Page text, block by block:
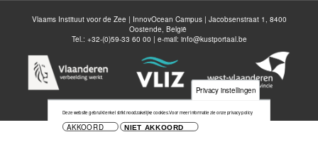
Vlaams Instituut voor de Zee | InnovOcean Campus | Jacobsenstraat 1, 8400
Oostende, België
Tel.: +32-(0)59-33 60 00 | e-mail: info@kustportaal.be
Privacy instellingen
Deze website gebruikt enkel strikt noodzakelijke cookies.Voor meer informatie zie onze privacy policy
AKKOORD NIET AKKOORD